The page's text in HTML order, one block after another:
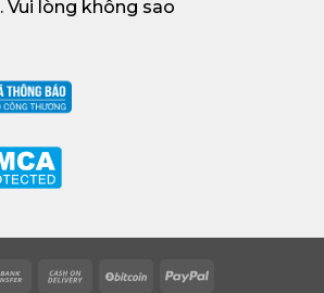
. Vui lòng không sao
Bank
Cash
BitCoinPayPal